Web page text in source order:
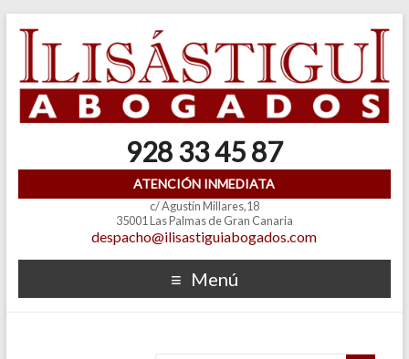
928 33 45 87
ATENCIÓN INMEDIATA
c/ Agustín Millares,18
35001 Las Palmas de Gran Canaria
despacho@ilisastiguiabogados.com
Menú